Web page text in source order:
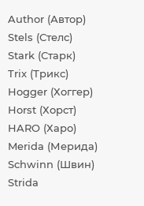
Author (Автор)
Stels (Стелс)
Stark (Старк)
Trix (Трикс)
Hogger (Хоггер)
Horst (Хорст)
HARO (Харо)
Merida (Мерида)
Schwinn (Швин)
Strida